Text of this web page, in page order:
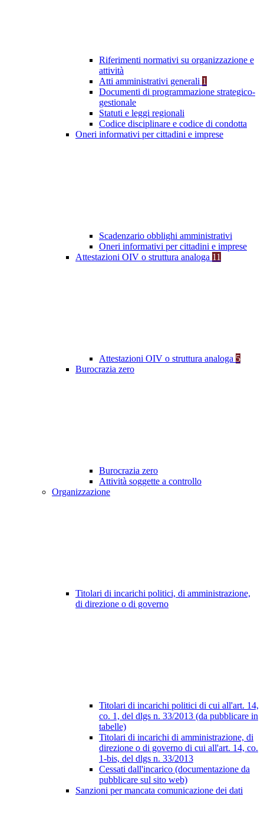
Riferimenti normativi su organizzazione e
attività
Atti amministrativi generali 1
Documenti di programmazione strategico-
gestionale
Statuti e leggi regionali
Codice disciplinare e codice di condotta
Oneri informativi per cittadini e imprese
Scadenzario obblighi amministrativi
Oneri informativi per cittadini e imprese
Attestazioni OIV o struttura analoga 11
Attestazioni OIV o struttura analoga 5
Burocrazia zero
Burocrazia zero
Attività soggette a controllo
Organizzazione
Titolari di incarichi politici, di amministrazione,
di direzione o di governo
Titolari di incarichi politici di cui all'art. 14,
co. 1, del dlgs n. 33/2013 (da pubblicare in
tabelle)
Titolari di incarichi di amministrazione, di
direzione o di governo di cui all'art. 14, co.
1-bis, del dlgs n. 33/2013
Cessati dall'incarico (documentazione da
pubblicare sul sito web)
Sanzioni per mancata comunicazione dei dati